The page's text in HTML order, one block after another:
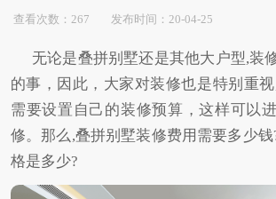
查看次数：267 发布时间：20-04-25
无论是叠拼别墅还是其他大户型,装
的事，因此，大家对装修也是特别重
需要设置自己的装修预算，这样可以
修。那么,叠拼别墅装修费用需要多少
格是多少?